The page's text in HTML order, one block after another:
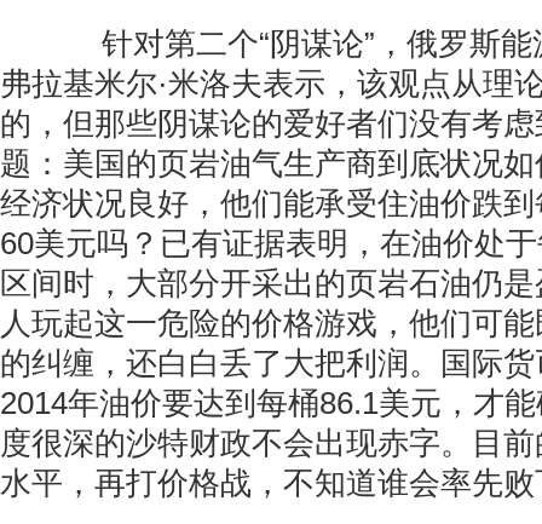
针对第二个“阴谋论”，俄罗斯能
弗拉基米尔·米洛夫表示，该观点从理
的，但那些阴谋论的爱好者们没有考
题：美国的页岩油气生产商到底状况
经济状况良好，他们能承受住油价跌
60美元吗？已有证据表明，在油价处
区间时，大部分开采出的页岩石油仍
人玩起这一危险的价格游戏，他们可
的纠缠，还白白丢了大把利润。国际
2014年油价要达到每桶86.1美元，才
度很深的沙特财政不会出现赤字。目
水平，再打价格战，不知道谁会率先